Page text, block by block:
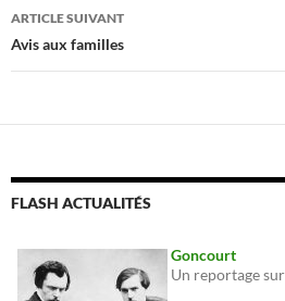
ARTICLE SUIVANT
Avis aux familles
FLASH ACTUALITÉS
Goncourt
Un reportage